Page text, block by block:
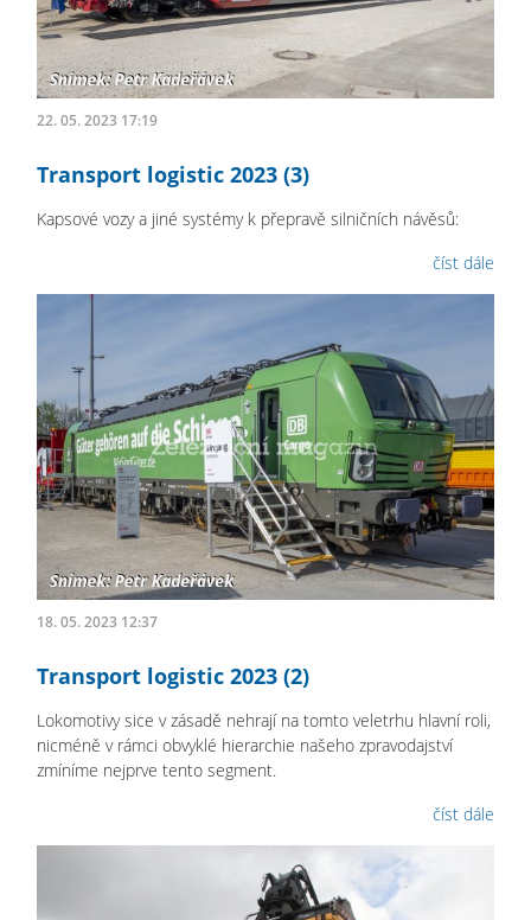
22. 05. 2023 17:19
Transport logistic 2023 (3)
Kapsové vozy a jiné systémy k přepravě silničních návěsů:
číst dále
18. 05. 2023 12:37
Transport logistic 2023 (2)
Lokomotivy sice v zásadě nehrají na tomto veletrhu hlavní roli,
nicméně v rámci obvyklé hierarchie našeho zpravodajství
zmíníme nejprve tento segment.
číst dále